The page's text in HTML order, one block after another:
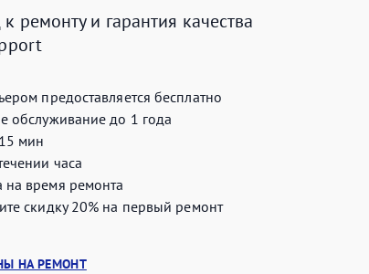
ремонту и гарантия качества
предоставляется бесплатно
обслуживание до 1 года
мин
часа
время ремонта
скидку 20% на первый ремонт
НА РЕМОНТ